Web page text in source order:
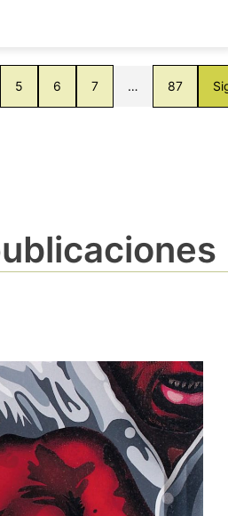
5 6 7 … 87